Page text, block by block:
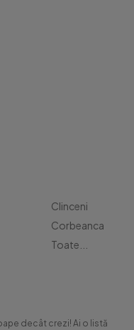
Clinceni
Corbeanca
Toate...
decât crezi! Ai o listă